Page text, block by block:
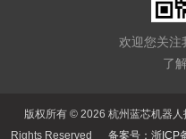
欢迎您关注
了
版权所有 © 2026 杭州蓝芯机器
Rights Reserved 备案号：浙ICP